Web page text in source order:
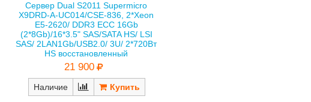
Сервер Dual S2011 Supermicro
X9DRD-A-UC014/CSE-836, 2*Xeon
E5-2620/ DDR3 ECC 16Gb
(2*8Gb)/16*3.5" SAS/SATA HS/ LSI
SAS/ 2LAN1Gb/USB2.0/ 3U/ 2*720Вт
HS восстановленный
21 900
Наличие